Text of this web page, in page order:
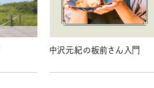
中沢元紀の板前さん入門